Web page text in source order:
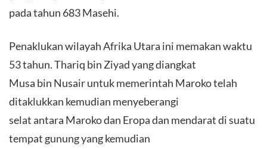
pada tahun 683 Masehi.
Penaklukan wilayah Afrika Utara ini memakan waktu
53 tahun. Thariq bin Ziyad yang diangkat
Musa bin Nusair untuk memerintah Maroko telah
ditaklukkan kemudian menyeberangi
selat antara Maroko dan Eropa dan mendarat di suatu
tempat gunung yang kemudian